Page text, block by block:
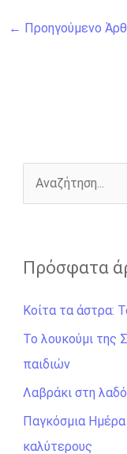
a
c
k
s
e
r
w
i
← Προηγούμενο
ζ
τ
η
σ
η
γ
ι
Πρόσφατα
Κοίτα τα άστρα:
Το λουκούμι της
παιδιών
Λαβράκι στη
Παγκόσμια
καλύτερους